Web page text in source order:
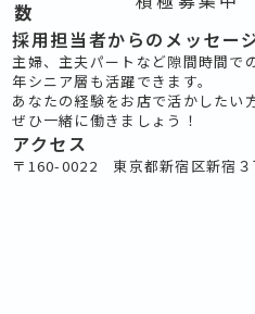
数
採用担当者からのメッセー
主婦、主夫パートなど隙間時間で
年シニア層も活躍できます。
あなたの経験をお店で活かしたい
ぜひ一緒に働きましょう！
アクセス
〒160-0022 東京都新宿区新宿３